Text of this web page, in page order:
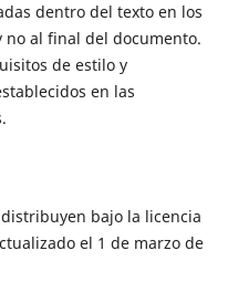
dentro del texto en los
al final del documento.
de estilo y
en las
bajo la licencia
el 1 de marzo de